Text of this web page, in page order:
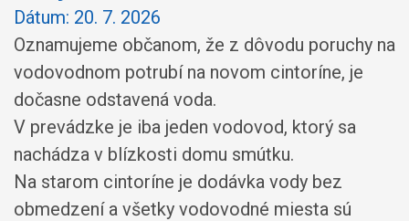
Dátum: 20. 7. 2026
Oznamujeme občanom, že z dôvodu poruchy na
vodovodnom potrubí na novom cintoríne, je
dočasne odstavená voda.
V prevádzke je iba jeden vodovod, ktorý sa
nachádza v blízkosti domu smútku.
Na starom cintoríne je dodávka vody bez
obmedzení a všetky vodovodné miesta sú